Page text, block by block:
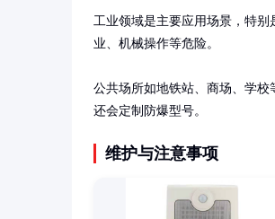
工业领域是主要应用场景，特
业、机械操作等危险。
公共场所如地铁站、商场、学
还会定制防爆型号。
维护与注意事项